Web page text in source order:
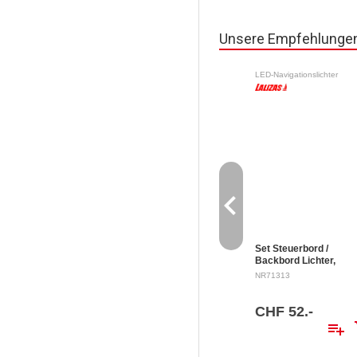
Unsere
LED-Navigationslichter
Set Steuerbord /
Backbord Lichter,
schwarze Gehäuse
NR71313
CHF 52.-
playlist_add
navigate_before